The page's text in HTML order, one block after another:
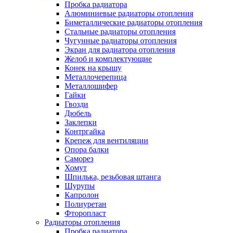
Пробка радиатора
Алюминиевые радиаторы отопления
Биметаллические радиаторы отопления
Стальные радиаторы отопления
Чугунные радиаторы отопления
Экран для радиатора отопления
Желоб и комплектующие
Конек на крышу
Металлочерепица
Металлошифер
Гайки
Гвозди
Дюбель
Заклепки
Контргайка
Крепеж для вентиляции
Опора балки
Саморез
Хомут
Шпилька, резьбовая штанга
Шурупы
Капролон
Полиуретан
Фторопласт
Радиаторы отопления
Пробка радиатора